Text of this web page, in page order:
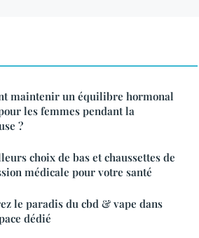
maintenir un équilibre hormonal
les femmes pendant la
?
choix de bas et chaussettes de
médicale pour votre santé
le paradis du cbd & vape dans
dédié